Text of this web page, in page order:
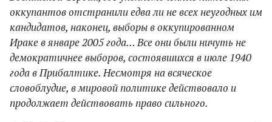
оккупантов отстранили едва ли не всех неугодных им
кандидатов, наконец, выборы в оккупированном
Ираке в январе 2005 года… Все они были ничуть не
демократичнее выборов, состоявшихся в июле 1940
года в Прибалтике. Несмотря на всяческое
словоблудие, в мировой политике действовало и
продолжает действовать право сильного.